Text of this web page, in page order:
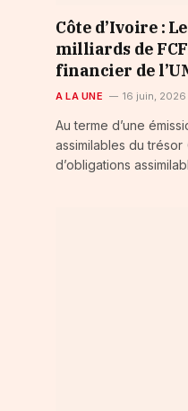
Côte d’Ivoire :
milliards de
financier de
A LA UNE 16 juin, 2026
Au terme d’une
assimilables du
d’obligations